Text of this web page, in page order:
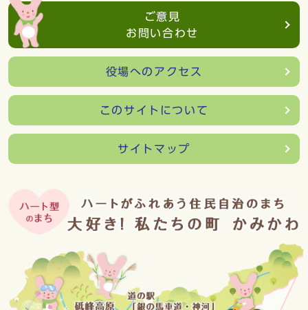
ご意見
お問い合わせ
役場へのアクセス
このサイトについて
サイトマップ